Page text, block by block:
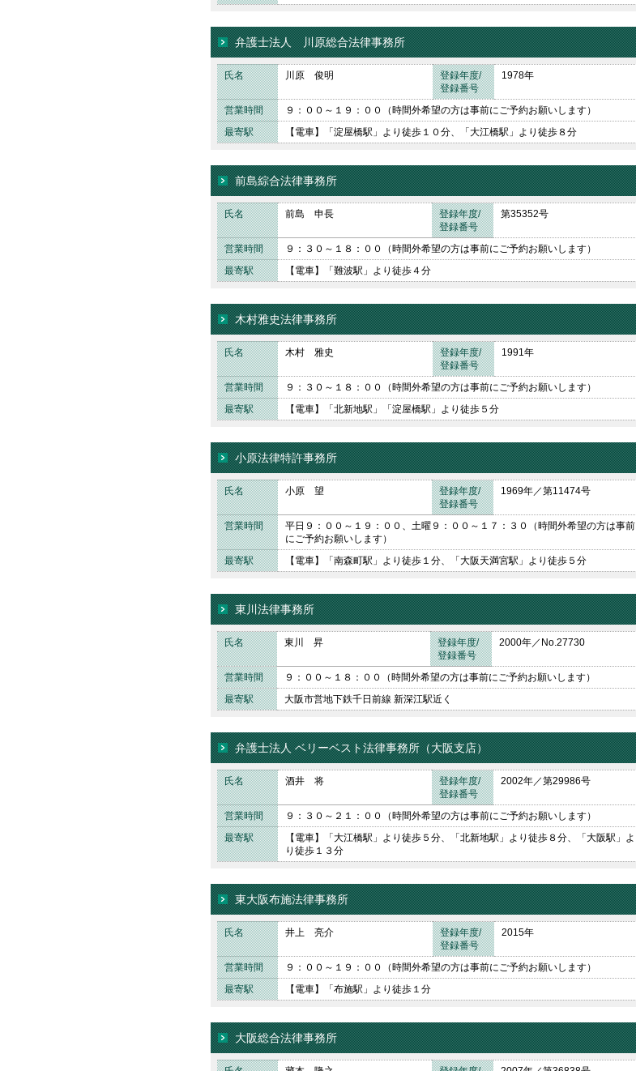
弁護士法人 川原総合法律事務所
氏名 川原 俊明
登録年度/
登録番号
1978年
営業時間
９：００～１９：００（時間外希望の方は事前にご予約お願いします）
最寄駅
【電車】「淀屋橋駅」より徒歩１０分、「大江橋駅」より徒歩８分
前島綜合法律事務所
氏名 前島 申長
登録年度/
登録番号
第35352号
営業時間
９：３０～１８：００（時間外希望の方は事前にご予約お願いします）
最寄駅
【電車】「難波駅」より徒歩４分
木村雅史法律事務所
氏名 木村 雅史
登録年度/
登録番号
1991年
営業時間
９：３０～１８：００（時間外希望の方は事前にご予約お願いします）
最寄駅
【電車】「北新地駅」「淀屋橋駅」より徒歩５分
小原法律特許事務所
氏名 小原 望
登録年度/
登録番号
1969年／第11474号
営業時間
平日９：００～１９：００、土曜９：００～１７：３０（時間外希望の方は事前
にご予約お願いします）
最寄駅
【電車】「南森町駅」より徒歩１分、「大阪天満宮駅」より徒歩５分
東川法律事務所
氏名 東川 昇
登録年度/
登録番号
2000年／No.27730
営業時間
９：００～１８：００（時間外希望の方は事前にご予約お願いします）
最寄駅
大阪市営地下鉄千日前線 新深江駅近く
弁護士法人 ベリーベスト法律事務所（大阪支店）
氏名 酒井 将
登録年度/
登録番号
2002年／第29986号
営業時間
９：３０～２１：００（時間外希望の方は事前にご予約お願いします）
最寄駅
【電車】「大江橋駅」より徒歩５分、「北新地駅」より徒歩８分、「大阪駅」よ
り徒歩１３分
東大阪布施法律事務所
氏名 井上 亮介
登録年度/
登録番号
2015年
営業時間
９：００～１９：００（時間外希望の方は事前にご予約お願いします）
最寄駅
【電車】「布施駅」より徒歩１分
大阪総合法律事務所